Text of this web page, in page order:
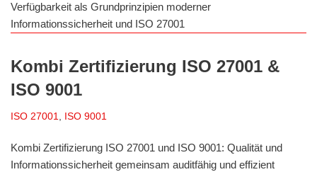
Verfügbarkeit als Grundprinzipien moderner
Informationssicherheit und ISO 27001
Kombi Zertifizierung ISO 27001 &
ISO 9001
ISO 27001, ISO 9001
Kombi Zertifizierung ISO 27001 und ISO 9001: Qualität und
Informationssicherheit gemeinsam auditfähig und effizient